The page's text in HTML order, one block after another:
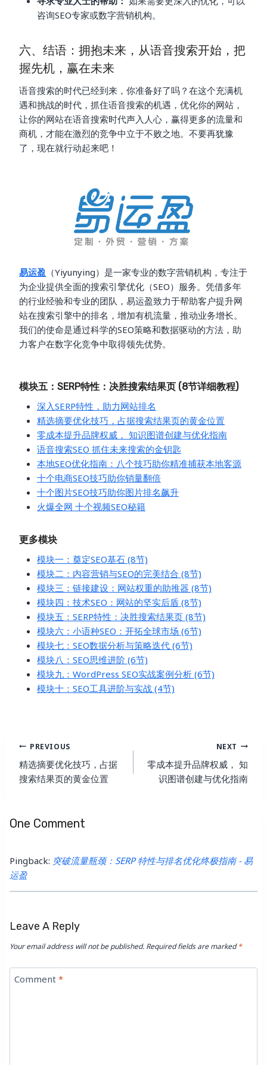
咨询SEO专家或数字营销机构。
六、结语：拥抱未来，从语音搜索开始，把
握先机，赢在未来
语音搜索的时代已经到来，你准备好了吗？在这个充满机
遇和挑战的时代，抓住语音搜索的机遇，优化你的网站，
让你的网站在语音搜索时代声入人心，赢得更多的流量和
商机，才能在激烈的竞争中立于不败之地。不要再犹豫
了，现在就行动起来吧！
易运盈 （Yiyunying）是一家专业的数字营销机构，专注于
为企业提供全面的搜索引擎优化（SEO）服务。凭借多年
的行业经验和专业的团队，易运盈致力于帮助客户提升网
站在搜索引擎中的排名，增加有机流量，推动业务增长。
我们的使命是通过科学的SEO策略和数据驱动的方法，助
力客户在数字化竞争中取得领先优势。
模块五：SERP特性：决胜搜索结果页 (8节详细教程)
深入SERP特性，助力网站排名
精选摘要优化技巧，占据搜索结果页的黄金位置
零成本提升品牌权威， 知识图谱创建与优化指南
语音搜索SEO 抓住未来搜索的金钥匙
本地SEO优化指南：八个技巧助你精准捕获本地客源
十个电商SEO技巧助你销量翻倍
十个图片SEO技巧助你图片排名飙升
火爆全网 十个视频SEO秘籍
更多模块
模块一：奠定SEO基石 (8节)
模块二：内容营销与SEO的完美结合 (8节)
模块三：链接建设：网站权重的助推器 (8节)
模块四：技术SEO：网站的坚实后盾 (8节)
模块五：SERP特性：决胜搜索结果页 (8节)
模块六：小语种SEO：开拓全球市场 (6节)
模块七：SEO数据分析与策略迭代 (6节)
模块八：SEO思维进阶 (6节)
模块九：WordPress SEO实战案例分析 (6节)
模块十：SEO工具进阶与实战 (4节)
Post
Navigation
PREVIOUS
精选摘要优化技巧，占据
搜索结果页的黄金位置
NEXT
零成本提升品牌权威， 知
识图谱创建与优化指南
One Comment
Pingback: 突破流量瓶颈：SERP 特性与排名优化终极指南 - 易
运盈
Leave A Reply
Your email address will not be published. Required fields are marked*
Comment *